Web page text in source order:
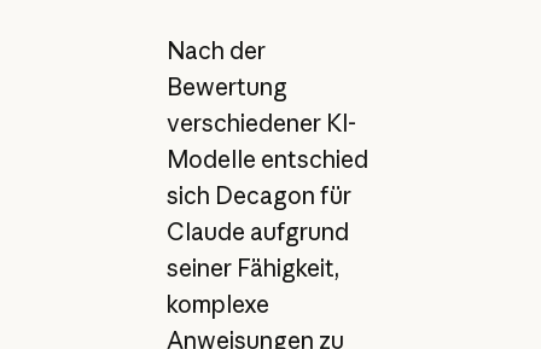
Nach der
Bewertung
verschiedener KI-
Modelle entschied
sich Decagon für
Claude aufgrund
seiner Fähigkeit,
komplexe
Anweisungen zu